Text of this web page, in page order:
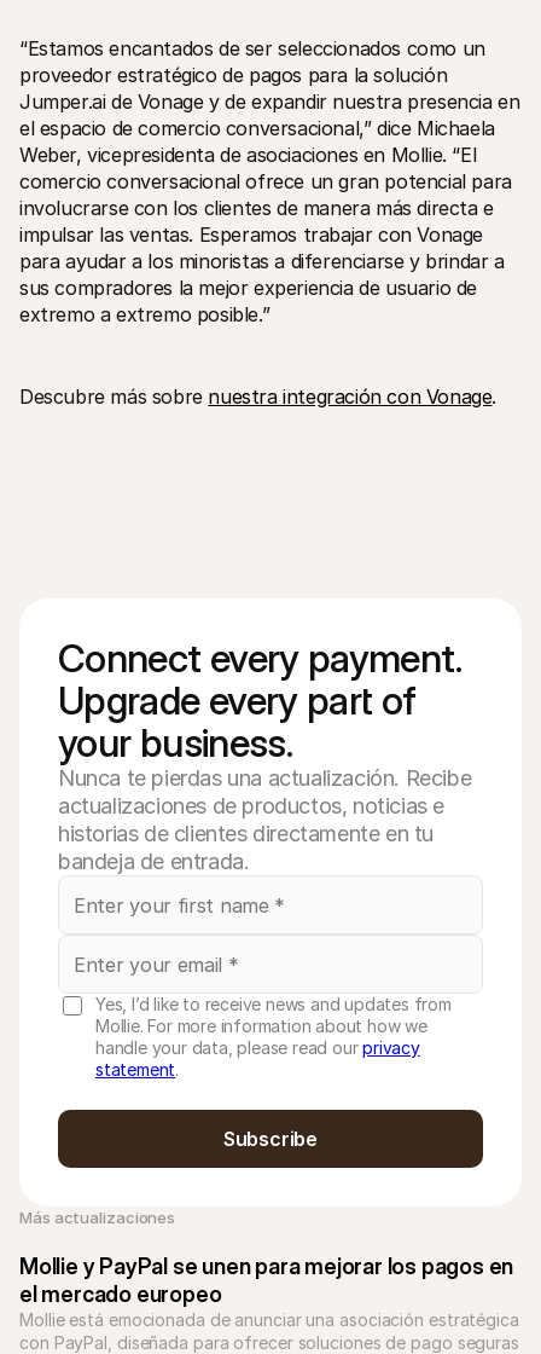
“Estamos encantados de ser seleccionados como un
proveedor estratégico de pagos para la solución
Jumper.ai de Vonage y de expandir nuestra presencia en
el espacio de comercio conversacional,” dice Michaela
Weber, vicepresidenta de asociaciones en Mollie. “El
comercio conversacional ofrece un gran potencial para
involucrarse con los clientes de manera más directa e
impulsar las ventas. Esperamos trabajar con Vonage
para ayudar a los minoristas a diferenciarse y brindar a
sus compradores la mejor experiencia de usuario de
extremo a extremo posible.”
Descubre más sobre nuestra integración con Vonage.
Connect every payment.
Upgrade every part of
your business.
Nunca te pierdas una actualización. Recibe
actualizaciones de productos, noticias e
historias de clientes directamente en tu
bandeja de entrada.
Yes, I’d like to receive news and updates from
Mollie. For more information about how we
handle your data, please read ourprivacy
statement.
Subscribe
Más actualizaciones
Mollie y PayPal se unen para mejorar los pagos en
el mercado europeo
Mollie está emocionada de anunciar una asociación estratégica
con PayPal, diseñada para ofrecer soluciones de pago seguras